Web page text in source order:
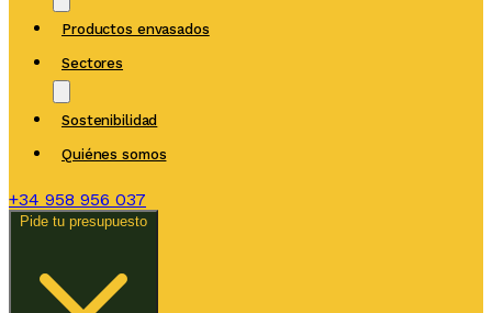
Productos envasados
Sectores
Sostenibilidad
Quiénes somos
+34 958 956 037
Pide tu presupuesto